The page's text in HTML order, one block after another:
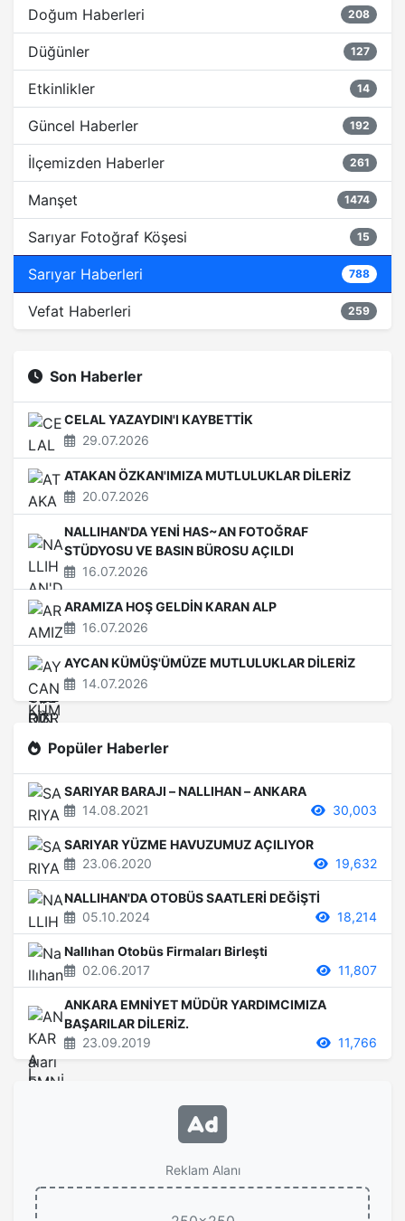
Doğum Haberleri 208
Düğünler 127
Etkinlikler 14
Güncel Haberler 192
İlçemizden Haberler 261
Manşet 1474
Sarıyar Fotoğraf Köşesi 15
Sarıyar Haberleri 788
Vefat Haberleri 259
Son Haberler
CELAL YAZAYDIN'I KAYBETTİK
29.07.2026
ATAKAN ÖZKAN'IMIZA MUTLULUKLAR DİLERİZ
20.07.2026
NALLIHAN'DA YENİ HAS~AN FOTOĞRAF
STÜDYOSU VE BASIN BÜROSU AÇILDI
16.07.2026
ARAMIZA HOŞ GELDİN KARAN ALP
16.07.2026
AYCAN KÜMÜŞ'ÜMÜZE MUTLULUKLAR DİLERİZ
14.07.2026
Popüler Haberler
SARIYAR BARAJI – NALLIHAN – ANKARA
14.08.2021
30,003
SARIYAR YÜZME HAVUZUMUZ AÇILIYOR
23.06.2020
19,632
NALLIHAN'DA OTOBÜS SAATLERİ DEĞİŞTİ
05.10.2024
18,214
Nallıhan Otobüs Firmaları Birleşti
02.06.2017
11,807
ANKARA EMNİYET MÜDÜR YARDIMCIMIZA
BAŞARILAR DİLERİZ.
23.09.2019
11,766
Reklam Alanı